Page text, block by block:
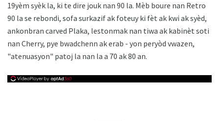
19yèm syèk la, ki te dire jouk nan 90 la. Mèb boure nan Retro
90 la se rebondi, sofa surkazif ak foteuy ki fèt ak kwi ak syèd,
ankonbran carved Plaka, lestonmak nan tiwa ak kabinèt soti
nan Cherry, pye bwadchenn ak erab - yon peryòd vwazen,
"atenuasyon" patoj la nan la a 70 ak 80 an.